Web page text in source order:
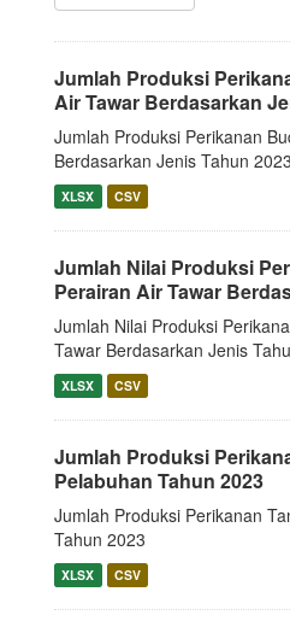
Jumlah Produksi
Air Tawar Berdasarkan
Jumlah Produksi Perikanan
Berdasarkan Jenis Tahun 2023
XLSX CSV
Jumlah Nilai Produksi
Perairan Air Tawar
Jumlah Nilai Produksi
Tawar Berdasarkan Jenis
XLSX CSV
Jumlah Produksi
Pelabuhan Tahun 2023
Jumlah Produksi Perikanan
Tahun 2023
XLSX CSV